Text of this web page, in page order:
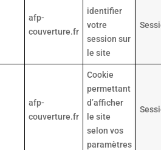
afp-
couverture.fr
identifier
votre
session sur
le site
afp-
couverture.fr
Cookie
permettant
d’afficher
le site
selon vos
paramètres